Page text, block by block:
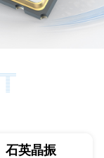
石英晶振